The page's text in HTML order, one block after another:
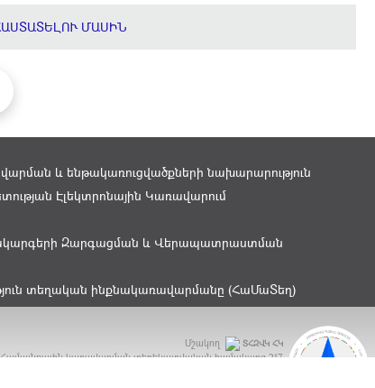
ՄԱՍԻՆ
և ենթակառուցվածքների նախարարություն
Էլեկտրոնային Կառավարում
Զարգացման և Վերապատրաստման
տեղական ինքնակառավարմանը (ՀաՄաՏեղ)
Մշակող ՏՀԶՎԿ ՀԿ
Համայնքային կառավարման տեղեկատվական համակարգ 217